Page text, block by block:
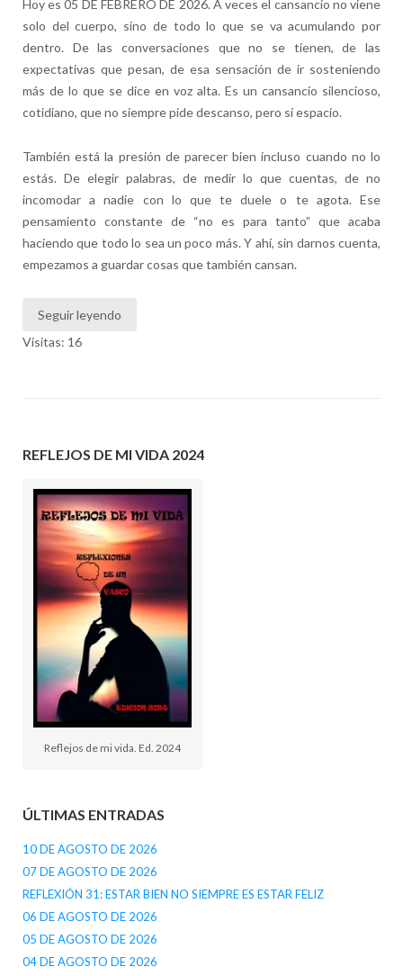
Hoy es 05 DE FEBRERO DE 2026. A veces el cansancio no viene
solo del cuerpo, sino de todo lo que se va acumulando por
dentro. De las conversaciones que no se tienen, de las
expectativas que pesan, de esa sensación de ir sosteniendo
más de lo que se dice en voz alta. Es un cansancio silencioso,
cotidiano, que no siempre pide descanso, pero sí espacio.
También está la presión de parecer bien incluso cuando no lo
estás. De elegir palabras, de medir lo que cuentas, de no
incomodar a nadie con lo que te duele o te agota. Ese
pensamiento constante de “no es para tanto” que acaba
haciendo que todo lo sea un poco más. Y ahí, sin darnos cuenta,
empezamos a guardar cosas que también cansan.
Seguir leyendo
Visitas: 16
REFLEJOS DE MI VIDA 2024
Reflejos de mi vida. Ed. 2024
ÚLTIMAS ENTRADAS
10 DE AGOSTO DE 2026
07 DE AGOSTO DE 2026
REFLEXIÓN 31: ESTAR BIEN NO SIEMPRE ES ESTAR FELIZ
06 DE AGOSTO DE 2026
05 DE AGOSTO DE 2026
04 DE AGOSTO DE 2026